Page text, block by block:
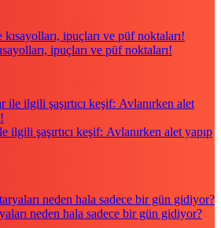
ipuçları ve püf noktaları!
ilgili şaşırtıcı keşif: Avlanırken alet yapıp
neden hala sadece bir gün gidiyor?